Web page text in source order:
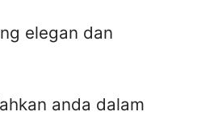
elegan dan
anda dalam